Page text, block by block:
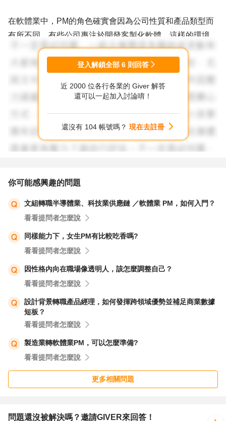
在軟體業中，PM的角色確實會因為公司性質和產品類型而
有所不同。有些公司專注於開發客製化軟體，這樣的環境
下，PM可能會需要更多地參與需求分析、功能設計和與開
發團隊的溝通。而在產品型公司，特別是套裝軟體公司，
PM的角色則會更偏向於產品管理、客戶關係維護和市場推
你並沒有入錯行，只是你目前的工作環境和你的期望有所不
同。建議你可以思考一下自己的職業目標，看看是否有機會
的公司或團隊。
如果你需要進一步提升自己的專案管理技能，以下是一些學
習資源可能對你有幫助：
104學習中心
適合自己的方向。
登入解鎖全部 6 則回答
近 2000 位各行各業的 Giver 解答
還可以一起加入討論唷！
還沒有 104 帳號嗎？ 現在去註冊
你可能感興趣的問題
文組轉職半導體業、科技業供應鏈 ／軟體業 PM，如何入門？
看看提問者怎麼說
同樣能力下，女生PM有比較吃香嗎?
看看提問者怎麼說
因性格內向在職場像透明人，該怎麼調整自己？
看看提問者怎麼說
設計背景轉職產品經理，如何發揮跨領域優勢並補足商業數據
短板？
看看提問者怎麼說
製造業轉軟體業PM，可以怎麼準備?
看看提問者怎麼說
更多相關問題
問題還沒被解決嗎？邀請GIVER來回答！